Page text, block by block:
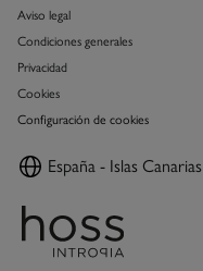
Aviso legal
Condiciones generales
Privacidad
Cookies
Configuración de cookies
España - Islas Canarias